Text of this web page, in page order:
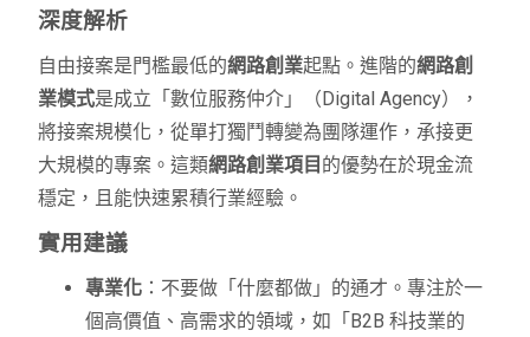
深度解析
自由接案是門檻最低的網路創業起點。進階的網路創
業模式是成立「數位服務仲介」（Digital Agency），
將接案規模化，從單打獨鬥轉變為團隊運作，承接更
大規模的專案。這類網路創業項目 的優勢在於現金流
穩定，且能快速累積行業經驗。
實用建議
專業化 ：不要做「什麼都做」的通才。專注於一
個高價值、高需求的領域，如「B2B 科技業的